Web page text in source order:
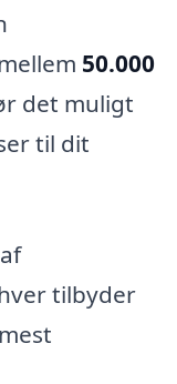
50.000
det muligt
til dit
tilbyder